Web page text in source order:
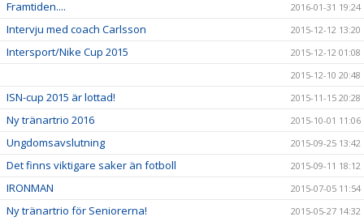
Framtiden.... 2016-01-31 19:24
Intervju med coach Carlsson 2015-12-12 13:20
Intersport/Nike Cup 2015
2015-12-12 01:08
2015-12-10 20:48
ISN-cup 2015 är lottad! 2015-11-15 20:28
Ny tränartrio 2016 2015-10-01 11:06
Ungdomsavslutning 2015-09-25 13:42
Det finns viktigare saker än fotboll 2015-09-11 18:12
IRONMAN 2015-07-05 11:54
Ny tränartrio för Seniorerna! 2015-05-27 14:32